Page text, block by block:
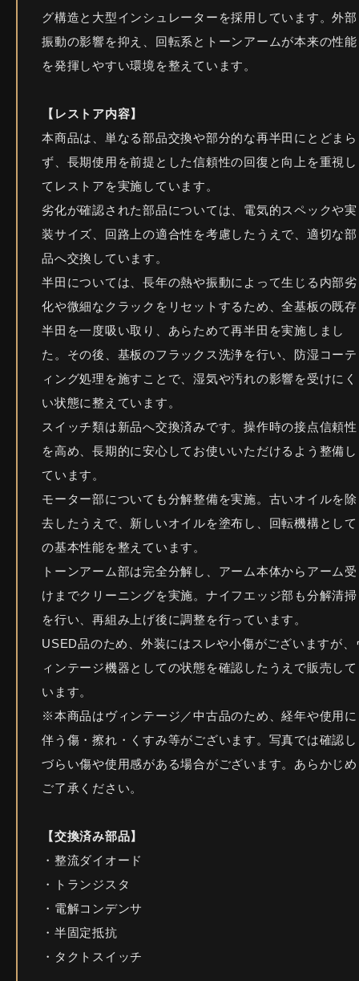
グ構造と大型インシュレーターを採用しています。外部
振動の影響を抑え、回転系とトーンアームが本来の性能
を発揮しやすい環境を整えています。
【レストア内容】
本商品は、単なる部品交換や部分的な再半田にとどまら
ず、長期使用を前提とした信頼性の回復と向上を重視し
てレストアを実施しています。
劣化が確認された部品については、電気的スペックや実
装サイズ、回路上の適合性を考慮したうえで、適切な部
品へ交換しています。
半田については、長年の熱や振動によって生じる内部劣
化や微細なクラックをリセットするため、全基板の既存
半田を一度吸い取り、あらためて再半田を実施しまし
た。その後、基板のフラックス洗浄を行い、防湿コーテ
ィング処理を施すことで、湿気や汚れの影響を受けにく
い状態に整えています。
スイッチ類は新品へ交換済みです。操作時の接点信頼性
を高め、長期的に安心してお使いいただけるよう整備し
ています。
モーター部についても分解整備を実施。古いオイルを除
去したうえで、新しいオイルを塗布し、回転機構として
の基本性能を整えています。
トーンアーム部は完全分解し、アーム本体からアーム受
けまでクリーニングを実施。ナイフエッジ部も分解清掃
を行い、再組み上げ後に調整を行っています。
USED品のため、外装にはスレや小傷がございますが、
ィンテージ機器としての状態を確認したうえで販売して
います。
※本商品はヴィンテージ／中古品のため、経年や使用に
伴う傷・擦れ・くすみ等がございます。写真では確認し
づらい傷や使用感がある場合がございます。あらかじめ
ご了承ください。
【交換済み部品】
・整流ダイオード
・トランジスタ
・電解コンデンサ
・半固定抵抗
・タクトスイッチ